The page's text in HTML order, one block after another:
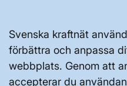
Svenska kraftnät
förbättra och anpassa
webbplats. Genom att
accepterar du
Svenska kraftnät,